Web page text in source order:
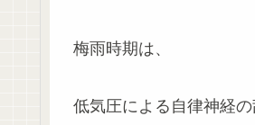
梅雨時期は、
低気圧による自律神経